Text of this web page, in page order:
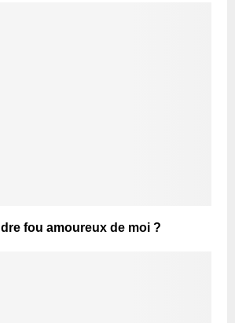
fou amoureux de moi ?